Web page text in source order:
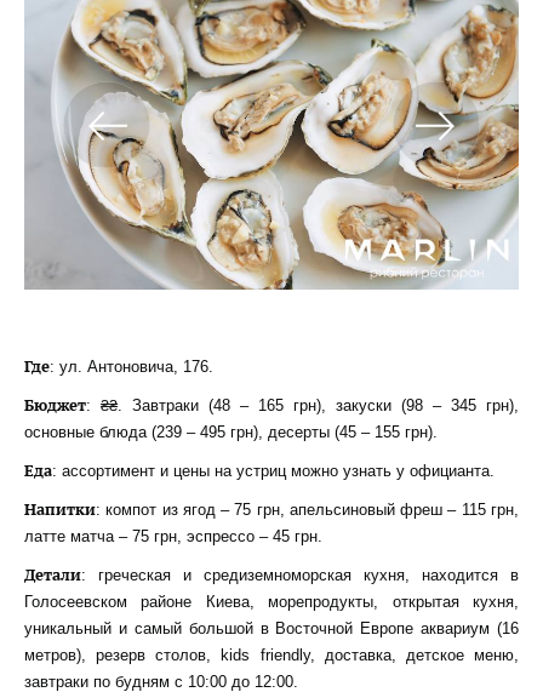
Где: ул. Антоновича, 176.
Бюджет: ₴₴. Завтраки (48 – 165 грн), закуски (98 – 345 грн),
основные блюда (239 – 495 грн), десерты (45 – 155 грн).
Еда: ассортимент и цены на устриц можно узнать у официанта.
Напитки: компот из ягод – 75 грн, апельсиновый фреш – 115 грн,
латте матча – 75 грн, эспрессо – 45 грн.
Детали: греческая и средиземноморская кухня, находится в
Голосеевском районе Киева, морепродукты, открытая кухня,
уникальный и самый большой в Восточной Европе аквариум (16
метров), резерв столов, kids friendly, доставка, детское меню,
завтраки по будням с 10:00 до 12:00.